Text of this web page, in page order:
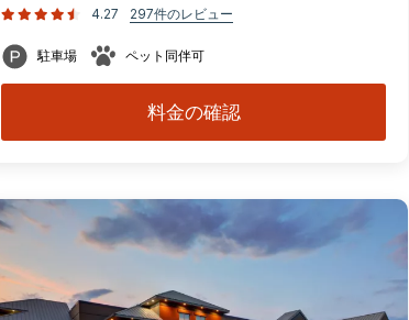
4.27
297件のレビュー
駐車場 ペット同伴可
料金の確認